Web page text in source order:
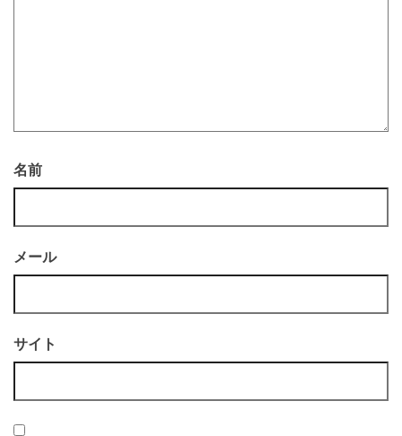
名前
メール
サイト